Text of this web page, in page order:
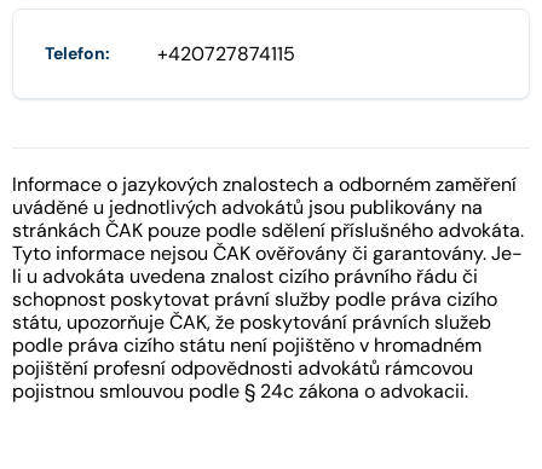
Telefon: +420727874115
Informace o jazykových znalostech a odborném zaměření
uváděné u jednotlivých advokátů jsou publikovány na
stránkách ČAK pouze podle sdělení příslušného advokáta.
Tyto informace nejsou ČAK ověřovány či garantovány. Je-
li u advokáta uvedena znalost cizího právního řádu či
schopnost poskytovat právní služby podle práva cizího
státu, upozorňuje ČAK, že poskytování právních služeb
podle práva cizího státu není pojištěno v hromadném
pojištění profesní odpovědnosti advokátů rámcovou
pojistnou smlouvou podle § 24c zákona o advokacii.